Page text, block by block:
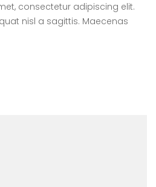
consectetur adipiscing elit.
nisl a sagittis. Maecenas